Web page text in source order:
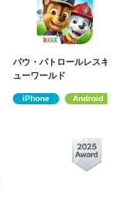
パウ・パトロールレスキ
ューワールド
iPhone Android